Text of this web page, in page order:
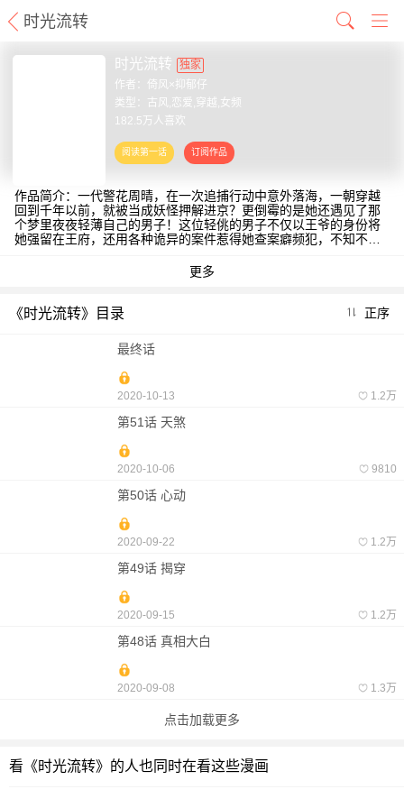
时光流转
时光流转
独家
作者： 倚风×抑郁仔
类型：古风,恋爱,穿越,女频
182.5万人喜欢
作品简介：一代警花周晴，在一次追捕行动中意外落海，一朝穿越
回到千年以前，就被当成妖怪押解进京？更倒霉的是她还遇见了那
个梦里夜夜轻薄自己的男子！这位轻佻的男子不仅以王爷的身份将
她强留在王府，还用各种诡异的案件惹得她查案癖频犯，不知不觉
这不属于自己的时代活得风生水起？【责编：阿丁/小藏】
《时光流转》目录 正序
最终话
2020-10-13 1.2万
第51话 天煞
2020-10-06 9810
第50话 心动
2020-09-22 1.2万
第49话 揭穿
2020-09-15 1.2万
第48话 真相大白
2020-09-08 1.3万
点击加载更多
看《时光流转》的人也同时在看这些漫画